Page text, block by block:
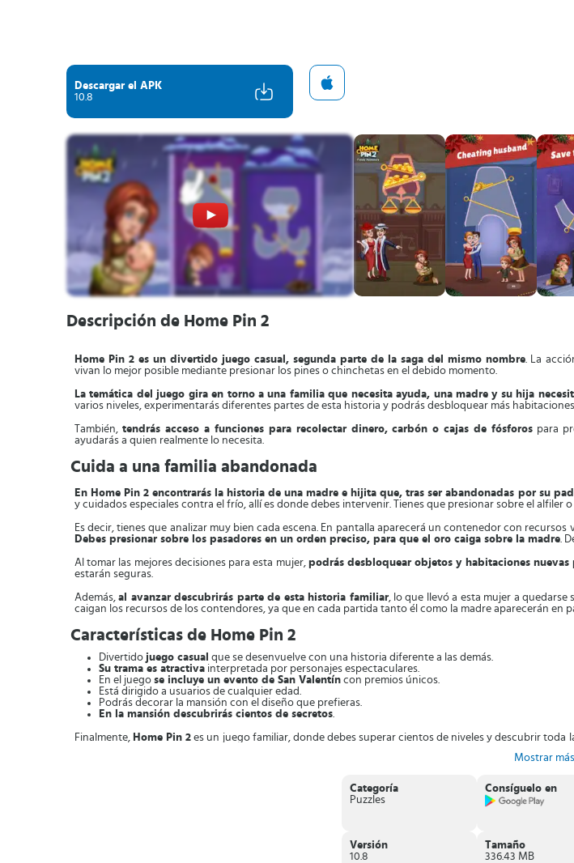
Descargar el APK
10.8
Descripción de Home Pin 2
Home Pin 2 es un divertido juego casual, segunda parte de la saga del mismo nombre. La
vivan lo mejor posible mediante presionar los pines o chinchetas en el debido momento.
La temática del juego gira en torno a una familia que necesita ayuda, una madre y su hija
varios niveles, experimentarás diferentes partes de esta historia y podrás desbloquear más
También, tendrás acceso a funciones para recolectar dinero, carbón o cajas de fósforos para
ayudarás a quien realmente lo necesita.
Cuida a una familia abandonada
En Home Pin 2 encontrarás la historia de una madre e hijita que, tras ser abandonadas por su
y cuidados especiales contra el frío, allí es donde debes intervenir. Tienes que presionar sobre el alfiler
Es decir, tienes que analizar muy bien cada escena. En pantalla aparecerá un contenedor con
Debes presionar sobre los pasadores en un orden preciso, para que el oro caiga sobre la madre.
Al tomar las mejores decisiones para esta mujer, podrás desbloquear objetos y habitaciones nuevas
estarán seguras.
Además,al avanzar descubrirás parte de esta historia familiar, lo que llevó a esta mujer a quedarse
caigan los recursos de los contendores, ya que en cada partida tanto él como la madre aparecerán en
Características de Home Pin 2
Divertido juego casual que se desenvuelve con una historia diferente a las demás.
Su trama es atractiva interpretada por personajes espectaculares.
En el juego se incluye un evento de San Valentín con premios únicos.
Está dirigido a usuarios de cualquier edad.
Podrás decorar la mansión con el diseño que prefieras.
En la mansión descubrirás cientos de secretos.
Finalmente, Home Pin 2 es un juego familiar, donde debes superar cientos de niveles y descubrir
Mostrar más
Categoría
Puzzles
Consíguelo en
Versión
10.8
Tamaño
336.43 MB